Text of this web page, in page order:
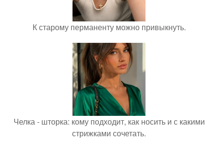
К старому перманенту можно привыкнуть.
Челка - шторка: кому подходит, как носить и с какими
стрижками сочетать.